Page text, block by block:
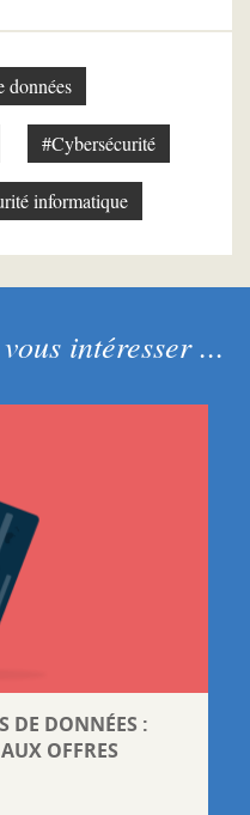
données
#Cybersécurité
informatique
intéresser ...
DE DONNÉES :
OFFRES